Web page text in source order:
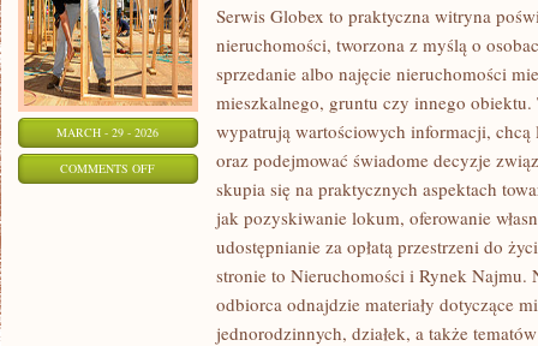
MARCH - 29 - 2026
COMMENTS OFFON
INWESTYCJE
DEWELOPERZY
Serwis Globex to praktyczna witryna
nieruchomości, tworzona z myślą o
sprzedanie albo najęcie nieruchomości
mieszkalnego, gruntu czy innego
wypatrują wartościowych informacji,
oraz podejmować świadome decyzje
skupia się na praktycznych aspektach
jak pozyskiwanie lokum, oferowanie
udostępnianie za opłatą przestrzeni do
stronie to Nieruchomości i Rynek Najmu.
odbiorca odnajdzie materiały dotyczące
jednorodzinnych, działek, a także